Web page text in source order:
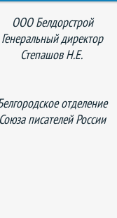
ООО Белдорстрой
Генеральный директор
Степашов Н.Е.
отделение
Союза писателей России